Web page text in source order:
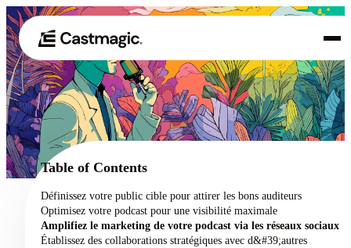
01 Produit
02 Cas d'utilisation
Tarification
À propos de nous
Table of Contents
Définissez votre public cible pour attirer les bons auditeurs
Optimisez votre podcast pour une visibilité maximale
Amplifiez le marketing de votre podcast via les réseaux sociaux
Établissez des collaborations stratégiques avec d&#39;autres